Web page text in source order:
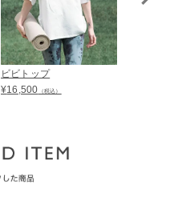
ビビトップ
¥16,500 （税込）